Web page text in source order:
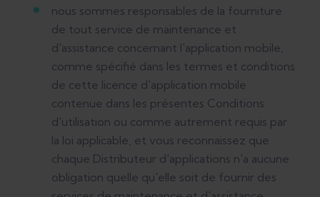
nous sommes responsables de la fourniture
de tout service de maintenance et
d'assistance concernant l'application mobile,
comme spécifié dans les termes et conditions
de cette licence d'application mobile
contenue dans les présentes Conditions
d'utilisation ou comme autrement requis par
la loi applicable, et vous reconnaissez que
chaque Distributeur d'applications n'a aucune
obligation quelle qu'elle soit de fournir des